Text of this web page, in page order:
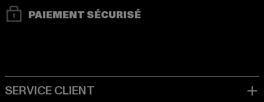
PAIEMENT SÉCURISÉ